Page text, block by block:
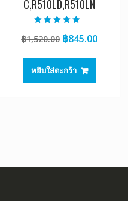
C,R510LD,R510LN
4.50
ตั้งแต่ 1-5
฿1,520.00 Original
was:
฿1,520.00.
฿845.00
หยิบใส่ตะกร้า